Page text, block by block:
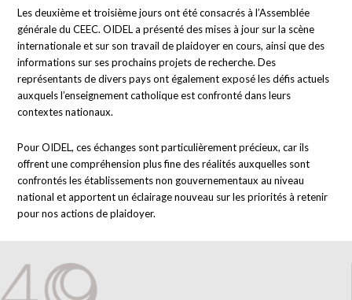
Les deuxième et troisième jours ont été consacrés à l’Assemblée
générale du CEEC. OIDEL a présenté des mises à jour sur la scène
internationale et sur son travail de plaidoyer en cours, ainsi que des
informations sur ses prochains projets de recherche. Des
représentants de divers pays ont également exposé les défis actuels
auxquels l’enseignement catholique est confronté dans leurs
contextes nationaux.
Pour OIDEL, ces échanges sont particulièrement précieux, car ils
offrent une compréhension plus fine des réalités auxquelles sont
confrontés les établissements non gouvernementaux au niveau
national et apportent un éclairage nouveau sur les priorités à retenir
pour nos actions de plaidoyer.